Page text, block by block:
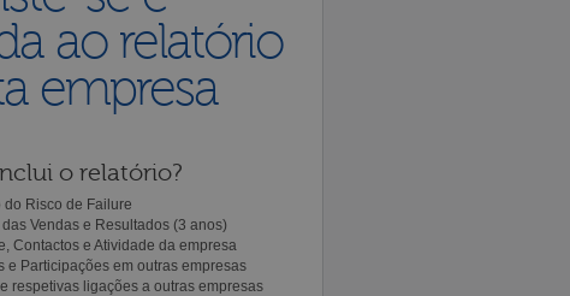
ao relatório
empresa
o relatório?
do Risco de Failure
Vendas e Resultados (3 anos)
Contactos e Atividade da empresa
e Participações em outras empresas
respetivas ligações a outras empresas